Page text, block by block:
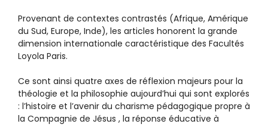
Provenant de contextes contrastés (Afrique, Amérique
du Sud, Europe, Inde), les articles honorent la grande
dimension internationale caractéristique des Facultés
Loyola Paris.
Ce sont ainsi quatre axes de réflexion majeurs pour la
théologie et la philosophie aujourd’hui qui sont explorés
: l’histoire et l’avenir du charisme pédagogique propre à
la Compagnie de Jésus , la réponse éducative à